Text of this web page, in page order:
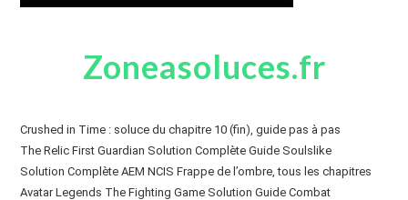
Zoneasoluces.fr
Crushed in Time : soluce du chapitre 10 (fin), guide pas à pas
The Relic First Guardian Solution Complète Guide Soulslike
Solution Complète AEM NCIS Frappe de l’ombre, tous les chapitres
Avatar Legends The Fighting Game Solution Guide Combat